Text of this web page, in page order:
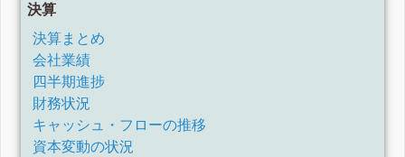
決算
決算まとめ
会社業績
四半期進捗
財務状況
キャッシュ・フローの推移
資本変動の状況